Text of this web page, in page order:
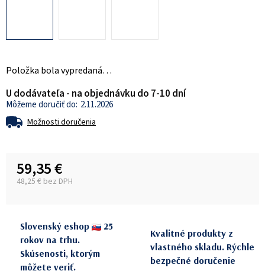
Položka bola vypredaná…
U dodávateľa - na objednávku do 7-10 dní
2.11.2026
Možnosti doručenia
59,35 €
48,25 € bez DPH
Slovenský eshop
25
rokov na trhu.
Skúsenosti, ktorým
môžete veriť.
Kvalitné produkty z
vlastného skladu. Rýchle
bezpečné doručenie